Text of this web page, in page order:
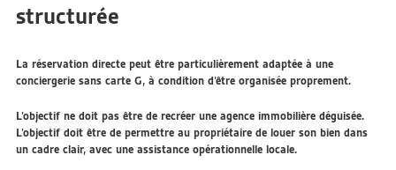
structurée
La réservation directe peut être particulièrement adaptée à une
conciergerie sans carte G, à condition d’être organisée proprement.
L’objectif ne doit pas être de recréer une agence immobilière déguisée.
L’objectif doit être de permettre au propriétaire de louer son bien dans
un cadre clair, avec une assistance opérationnelle locale.